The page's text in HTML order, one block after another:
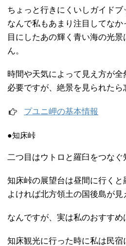
ちょっと行きにくいしガイド
なんで私もあまり注目してな
目にしたあの輝く青い海の光
ん。
時間や天気によって見え方が
必要ですが、絶景を見られたら
プユニ岬の基本情報
●知床峠
二つ目はウトロと羅臼をつなぐ
知床峠の展望台は昼間に行く
よければ北方領土の国後島が見
なんですが、実は私のおすすめ
知床観光に行った時に私は民宿